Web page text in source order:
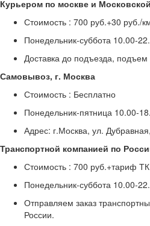
Курьером по москве и
Стоимость : 700 руб.+30 руб./
Понедельник-суббота 10.00-
Доставка до подъезда, подъем
Самовывоз, г. Москва
Стоимость : Бесплатно
Понедельник-пятница 10.00-
Адрес: г.Москва, ул.
Транспортной компанией по
Стоимость : 700 руб.+тариф ТК
Понедельник-суббота 10.00-
Отправляем заказ
России.